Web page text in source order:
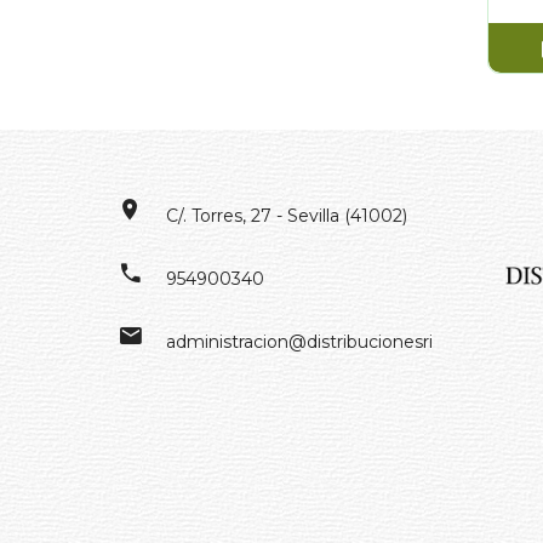
C/. Torres, 27 - Sevilla (41002)
954900340
administracion@distribucionesrivero.es